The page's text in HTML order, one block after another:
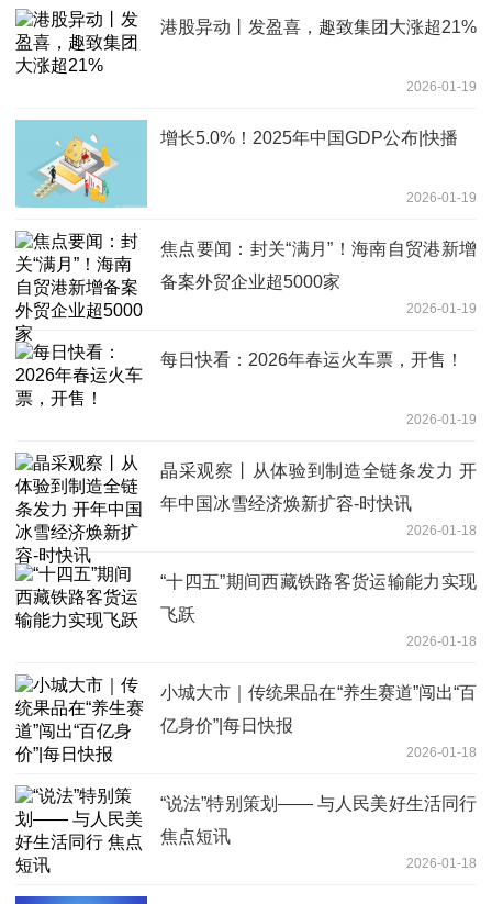
港股异动丨发盈喜，趣致集团大涨超21%
2026-01-19
增长5.0%！2025年中国GDP公布|快播
2026-01-19
焦点要闻：封关“满月”！海南自贸港新增
备案外贸企业超5000家
2026-01-19
每日快看：2026年春运火车票，开售！
2026-01-19
晶采观察丨从体验到制造全链条发力 开
年中国冰雪经济焕新扩容-时快讯
2026-01-18
“十四五”期间西藏铁路客货运输能力实现
飞跃
2026-01-18
小城大市｜传统果品在“养生赛道”闯出“百
亿身价”|每日快报
2026-01-18
“说法”特别策划—— 与人民美好生活同行
焦点短讯
2026-01-18